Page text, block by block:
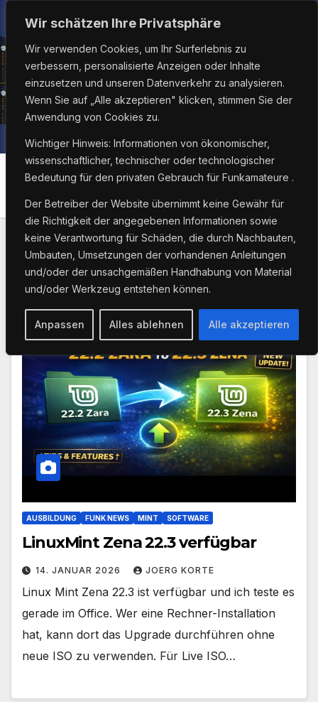
Wir schätzen Ihre Privatsphäre
Wir verwenden Cookies, um Ihr Surferlebnis zu
verbessern, personalisierte Anzeigen oder Inhalte
einzusetzen und unseren Datenverkehr zu analysieren.
Wenn Sie auf „Alle akzeptieren" klicken, stimmen Sie der
Anwendung von Cookies zu.
Wichtiger Hinweis: Informationen von ökonomischer,
wissenschaftlicher, technischer oder technologischer
Bedeutung für den privaten Gebrauch für Funkamateure .
Der Betreiber der Website übernimmt keine Gewähr für
die Richtigkeit der angegebenen Informationen sowie
keine Verantwortung für Schäden, die durch Nachbauten,
Umbauten, Umsetzungen der vorhandenen Anleitungen
und/oder der unsachgemäßen Handhabung von Material
und/oder Werkzeug entstehen können.
Anpassen Alles ablehnen Alle akzeptieren
Inhalt
springen
Fr.. Aug. 7th, 2026 6:24:40 AM
Schlagwort:mint
AUSBILDUNG FUNK NEWS MINT SOFTWARE
LinuxMint Zena 22.3 verfügbar
14. JANUAR 2026 JOERG KORTE
Linux Mint Zena 22.3 ist verfügbar und ich teste es
gerade im Office. Wer eine Rechner-Installation
hat, kann dort das Upgrade durchführen ohne
neue ISO zu verwenden. Für Live ISO…